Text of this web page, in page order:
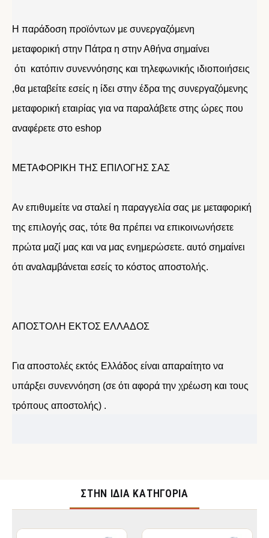
Η παράδοση προϊόντων με συνεργαζόμενη
μεταφορική στην Πάτρα η στην Αθήνα σημαίνει
ότι κατόπιν συνεννόησης και τηλεφωνικής ιδιοποιήσεις
,θα μεταβείτε εσείς η ίδει στην έδρα της συνεργαζόμενης
μεταφορική εταιρίας για να παραλάβετε στης ώρες που
αναφέρετε στο eshop
ΜΕΤΑΦΟΡΙΚΗ ΤΗΣ ΕΠΙΛΟΓΗΣ ΣΑΣ
Αν επιθυμείτε να σταλεί η παραγγελία σας με μεταφορική
της επιλογής σας, τότε θα πρέπει να επικοινωνήσετε
πρώτα μαζί μας και να μας ενημερώσετε. αυτό σημαίνει
ότι αναλαμβάνεται εσείς το κόστος αποστολής.
ΑΠΟΣΤΟΛΗ ΕΚΤΟΣ ΕΛΛΑΔΟΣ
Για αποστολές εκτός Ελλάδος είναι απαραίτητο να
υπάρξει συνεννόηση (σε ότι αφορά την χρέωση και τους
τρόπους αποστολής) .
ΣΤΉΝ ΊΔΙΑ ΚΑΤΗΓΟΡΊΑ